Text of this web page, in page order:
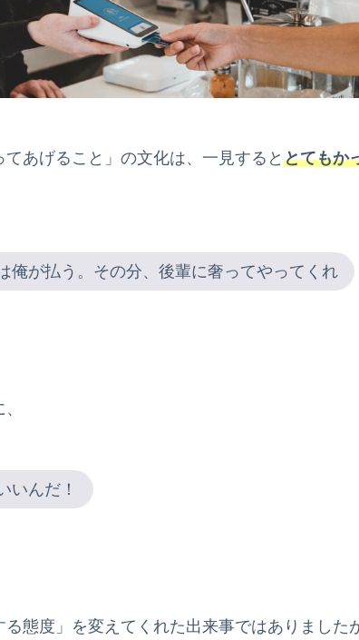
あげること」の文化は、一見すると とてもか
俺が払う。その分、後輩に奢ってやってくれ
いんだ！
態度」を変えてくれた出来事ではありました